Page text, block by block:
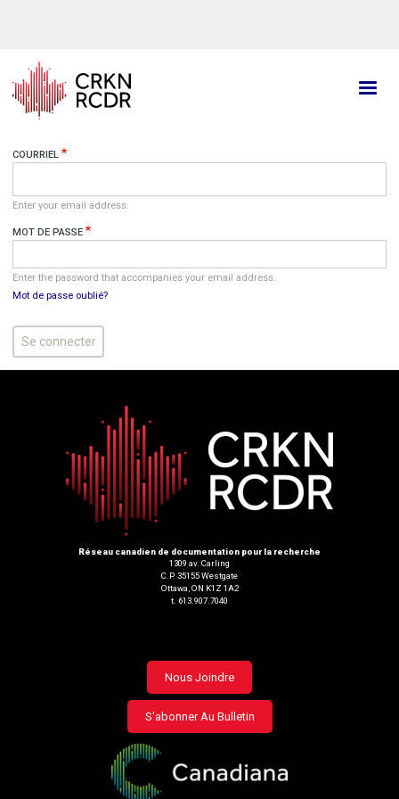
principal
COURRIEL
Enter your email address.
MOT DE PASSE
Enter the password that accompanies your email address.
Mot de passe oublié?
Réseau canadien de documentation pour la recherche
1309 av. Carling
C.P. 35155 Westgate
Ottawa, ON K1Z 1A2
t. 613.907.7040
Footer
menu
Nous Joindre
S'abonner Au Bulletin